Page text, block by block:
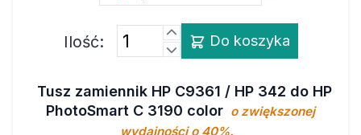
Ilość: Do koszyka
Tusz zamiennik HP C9361 / HP 342 do HP
PhotoSmart C 3190 color
o zwiększonej
wydajności o 40%.